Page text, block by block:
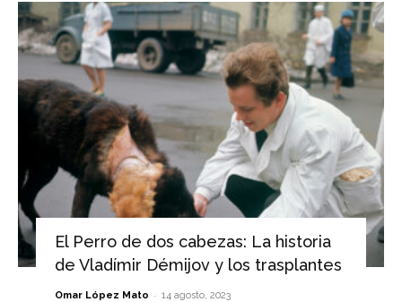
El Perro de dos cabezas: La historia
de Vladímir Démijov y los trasplantes
Omar López Mato - 14 agosto, 2023